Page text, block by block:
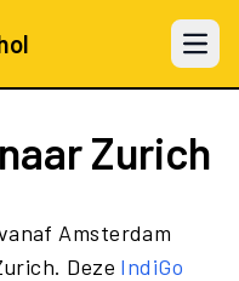
Open
naar Zurich
Amsterdam
Deze IndiGo